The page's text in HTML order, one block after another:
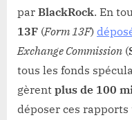
par BlackRock. En
13F (Form 13F)
Exchange Commission (
tous les fonds
gèrent plus de 100
déposer ces